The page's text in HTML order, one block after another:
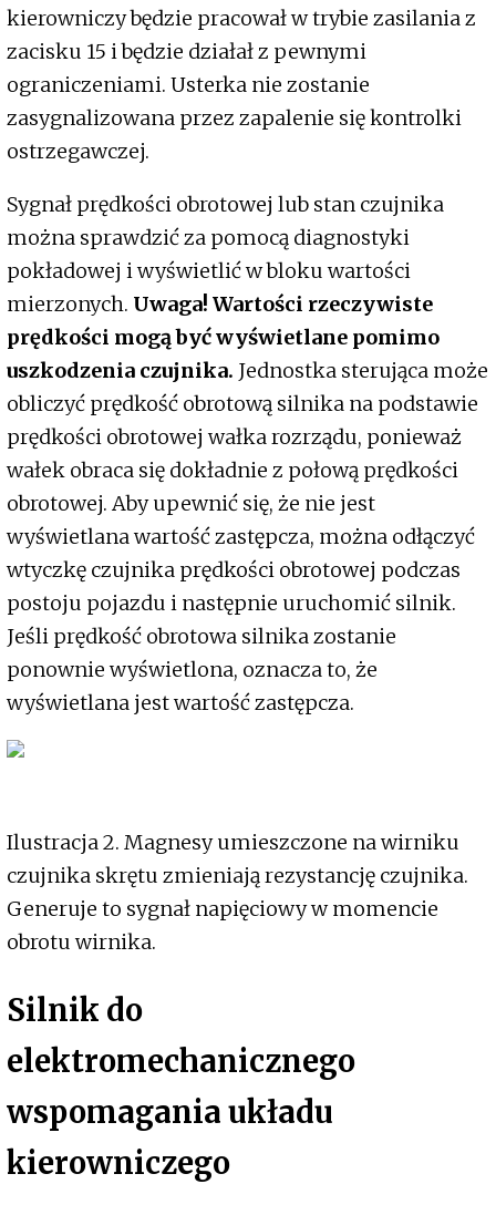
kierowniczy będzie pracował w trybie zasilania z
zacisku 15 i będzie działał z pewnymi
ograniczeniami. Usterka nie zostanie
zasygnalizowana przez zapalenie się kontrolki
ostrzegawczej.
Sygnał prędkości obrotowej lub stan czujnika
można sprawdzić za pomocą diagnostyki
pokładowej i wyświetlić w bloku wartości
mierzonych. Uwaga! Wartości rzeczywiste
prędkości mogą być wyświetlane pomimo
uszkodzenia czujnika. Jednostka sterująca może
obliczyć prędkość obrotową silnika na podstawie
prędkości obrotowej wałka rozrządu, ponieważ
wałek obraca się dokładnie z połową prędkości
obrotowej. Aby upewnić się, że nie jest
wyświetlana wartość zastępcza, można odłączyć
wtyczkę czujnika prędkości obrotowej podczas
postoju pojazdu i następnie uruchomić silnik.
Jeśli prędkość obrotowa silnika zostanie
ponownie wyświetlona, oznacza to, że
wyświetlana jest wartość zastępcza.
Ilustracja 2. Magnesy umieszczone na wirniku
czujnika skrętu zmieniają rezystancję czujnika.
Generuje to sygnał napięciowy w momencie
obrotu wirnika.
Silnik do
elektromechanicznego
wspomagania układu
kierowniczego